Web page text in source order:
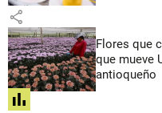
share
Flores que
que mueve
antioqueño
share